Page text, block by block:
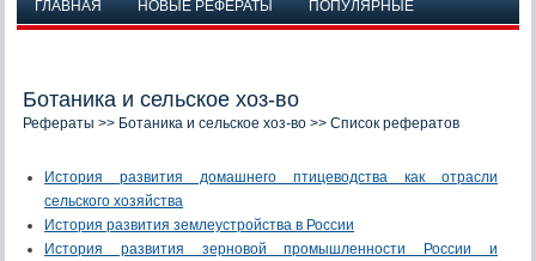
ГЛАВНАЯ НОВЫЕ РЕФЕРАТЫ
ПОПУЛЯРНЫЕ
Ботаника и сельское хоз-во
Рефераты >> Ботаника и сельское хоз-во >> Список рефератов
История развития домашнего птицеводства как отрасли
сельского хозяйства
История развития землеустройства в России
История развития зерновой промышленности России и